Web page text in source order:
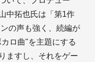
中拓也氏は「第1作
の声も強く、続編が
ロ曲"を主題にする
ますし、それをゲー